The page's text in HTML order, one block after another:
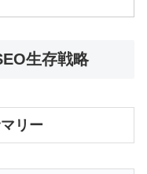
生存戦略
リー